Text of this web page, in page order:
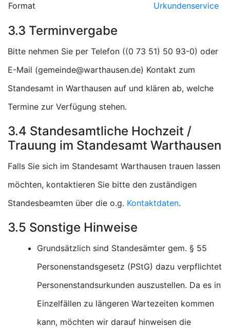
Format
Urkundenservice
3.3 Terminvergabe
Bitte nehmen Sie per Telefon (
) oder
E-Mail (
) Kontakt zum
Standesamt in Warthausen auf und klären ab, welche
Termine zur Verfügung stehen.
3.4 Standesamtliche Hochzeit /
Trauung im Standesamt Warthausen
Falls Sie sich im Standesamt Warthausen trauen lassen
möchten, kontaktieren Sie bitte den zuständigen
Standesbeamten über die o.g. Kontaktdaten.
3.5 Sonstige Hinweise
Grundsätzlich sind Standesämter gem. § 55
Personenstandsgesetz (PStG) dazu verpflichtet
Personenstandsurkunden auszustellen. Da es in
Einzelfällen zu längeren Wartezeiten kommen
kann, möchten wir darauf hinweisen die